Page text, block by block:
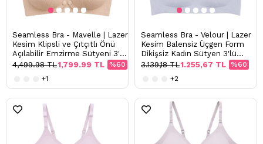
Seamless Bra - Mavelle | Lazer
Kesim Klipsli ve Çıtçıtlı Önü
Açılabilir Emzirme Sütyeni 3'lü
Paket
%60
1,799.99 TL
4,499.98 TL
+1
Seamless Bra - Velour | Lazer
Kesim Balensiz Üçgen Form
Dikişsiz Kadın Sütyen 3'lü
Paket
%60
1.255,67 TL
3.139,18 TL
+2